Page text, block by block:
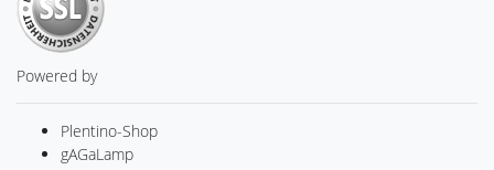
Powered by
Plentino-Shop
gAGaLamp